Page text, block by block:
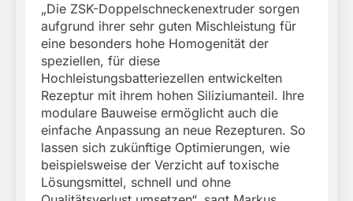
„Die ZSK-Doppelschneckenextruder sorgen
aufgrund ihrer sehr guten Mischleistung für
eine besonders hohe Homogenität der
speziellen, für diese
Hochleistungsbatteriezellen entwickelten
Rezeptur mit ihrem hohen Siliziumanteil. Ihre
modulare Bauweise ermöglicht auch die
einfache Anpassung an neue Rezepturen. So
lassen sich zukünftige Optimierungen, wie
beispielsweise der Verzicht auf toxische
Lösungsmittel, schnell und ohne